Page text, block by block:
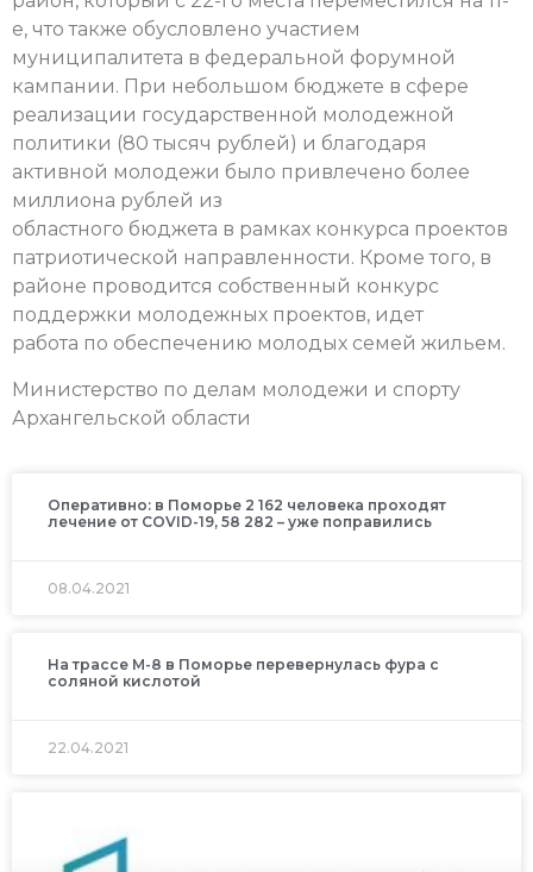
е, что также обусловлено участием
муниципалитета в федеральной форумной
кампании. При небольшом бюджете в сфере
реализации государственной молодежной
политики (80 тысяч рублей) и благодаря
активной молодежи было привлечено более
миллиона рублей из
областного бюджета в рамках конкурса проектов
патриотической направленности. Кроме того, в
районе проводится собственный конкурс
поддержки молодежных проектов, идет
работа по обеспечению молодых семей жильем.
Министерство по делам молодежи и спорту
Архангельской области
Оперативно: в Поморье 2 162 человека проходят
лечение от COVID-19, 58 282 – уже поправились
08.04.2021
На трассе М-8 в Поморье перевернулась фура с
соляной кислотой
22.04.2021